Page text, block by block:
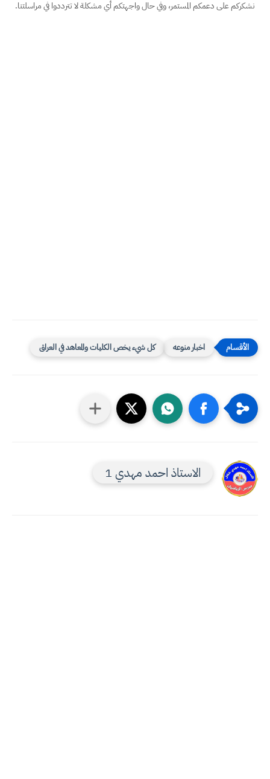
نشكركم على دعمكم المستمر، وفي حال واجهتكم أي مشكلة لا تترددوا في مراسلتنا.
اخبار منوعه كل شيء يخص الكليات والمعاهد في العراق
الاستاذ احمد مهدي 1